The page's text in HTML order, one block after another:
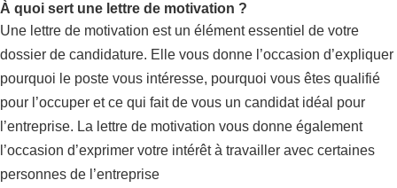
À quoi sert une lettre de motivation ?
Une lettre de motivation est un élément essentiel de votre
dossier de candidature. Elle vous donne l’occasion d’expliquer
pourquoi le poste vous intéresse, pourquoi vous êtes qualifié
pour l’occuper et ce qui fait de vous un candidat idéal pour
l’entreprise. La lettre de motivation vous donne également
l’occasion d’exprimer votre intérêt à travailler avec certaines
personnes de l’entreprise